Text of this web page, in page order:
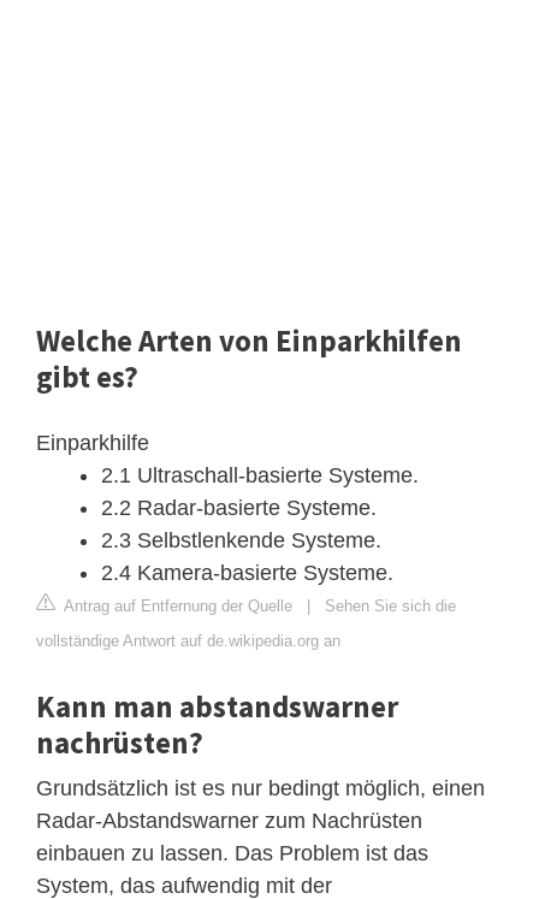
Welche Arten von Einparkhilfen
gibt es?
Einparkhilfe
2.1 Ultraschall-basierte Systeme.
2.2 Radar-basierte Systeme.
2.3 Selbstlenkende Systeme.
2.4 Kamera-basierte Systeme.
Antrag auf Entfernung der Quelle | Sehen Sie sich die
vollständige Antwort auf de.wikipedia.org an
Kann man abstandswarner
nachrüsten?
Grundsätzlich ist es nur bedingt möglich, einen
Radar-Abstandswarner zum Nachrüsten
einbauen zu lassen. Das Problem ist das
System, das aufwendig mit der